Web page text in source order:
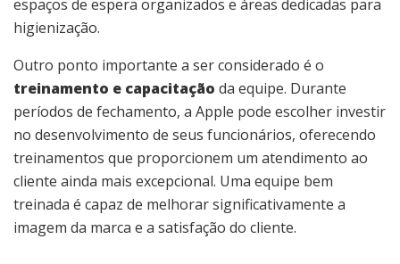
espaços de espera organizados e áreas dedicadas para
higienização.
Outro ponto importante a ser considerado é o
treinamento e capacitação da equipe. Durante
períodos de fechamento, a Apple pode escolher investir
no desenvolvimento de seus funcionários, oferecendo
treinamentos que proporcionem um atendimento ao
cliente ainda mais excepcional. Uma equipe bem
treinada é capaz de melhorar significativamente a
imagem da marca e a satisfação do cliente.